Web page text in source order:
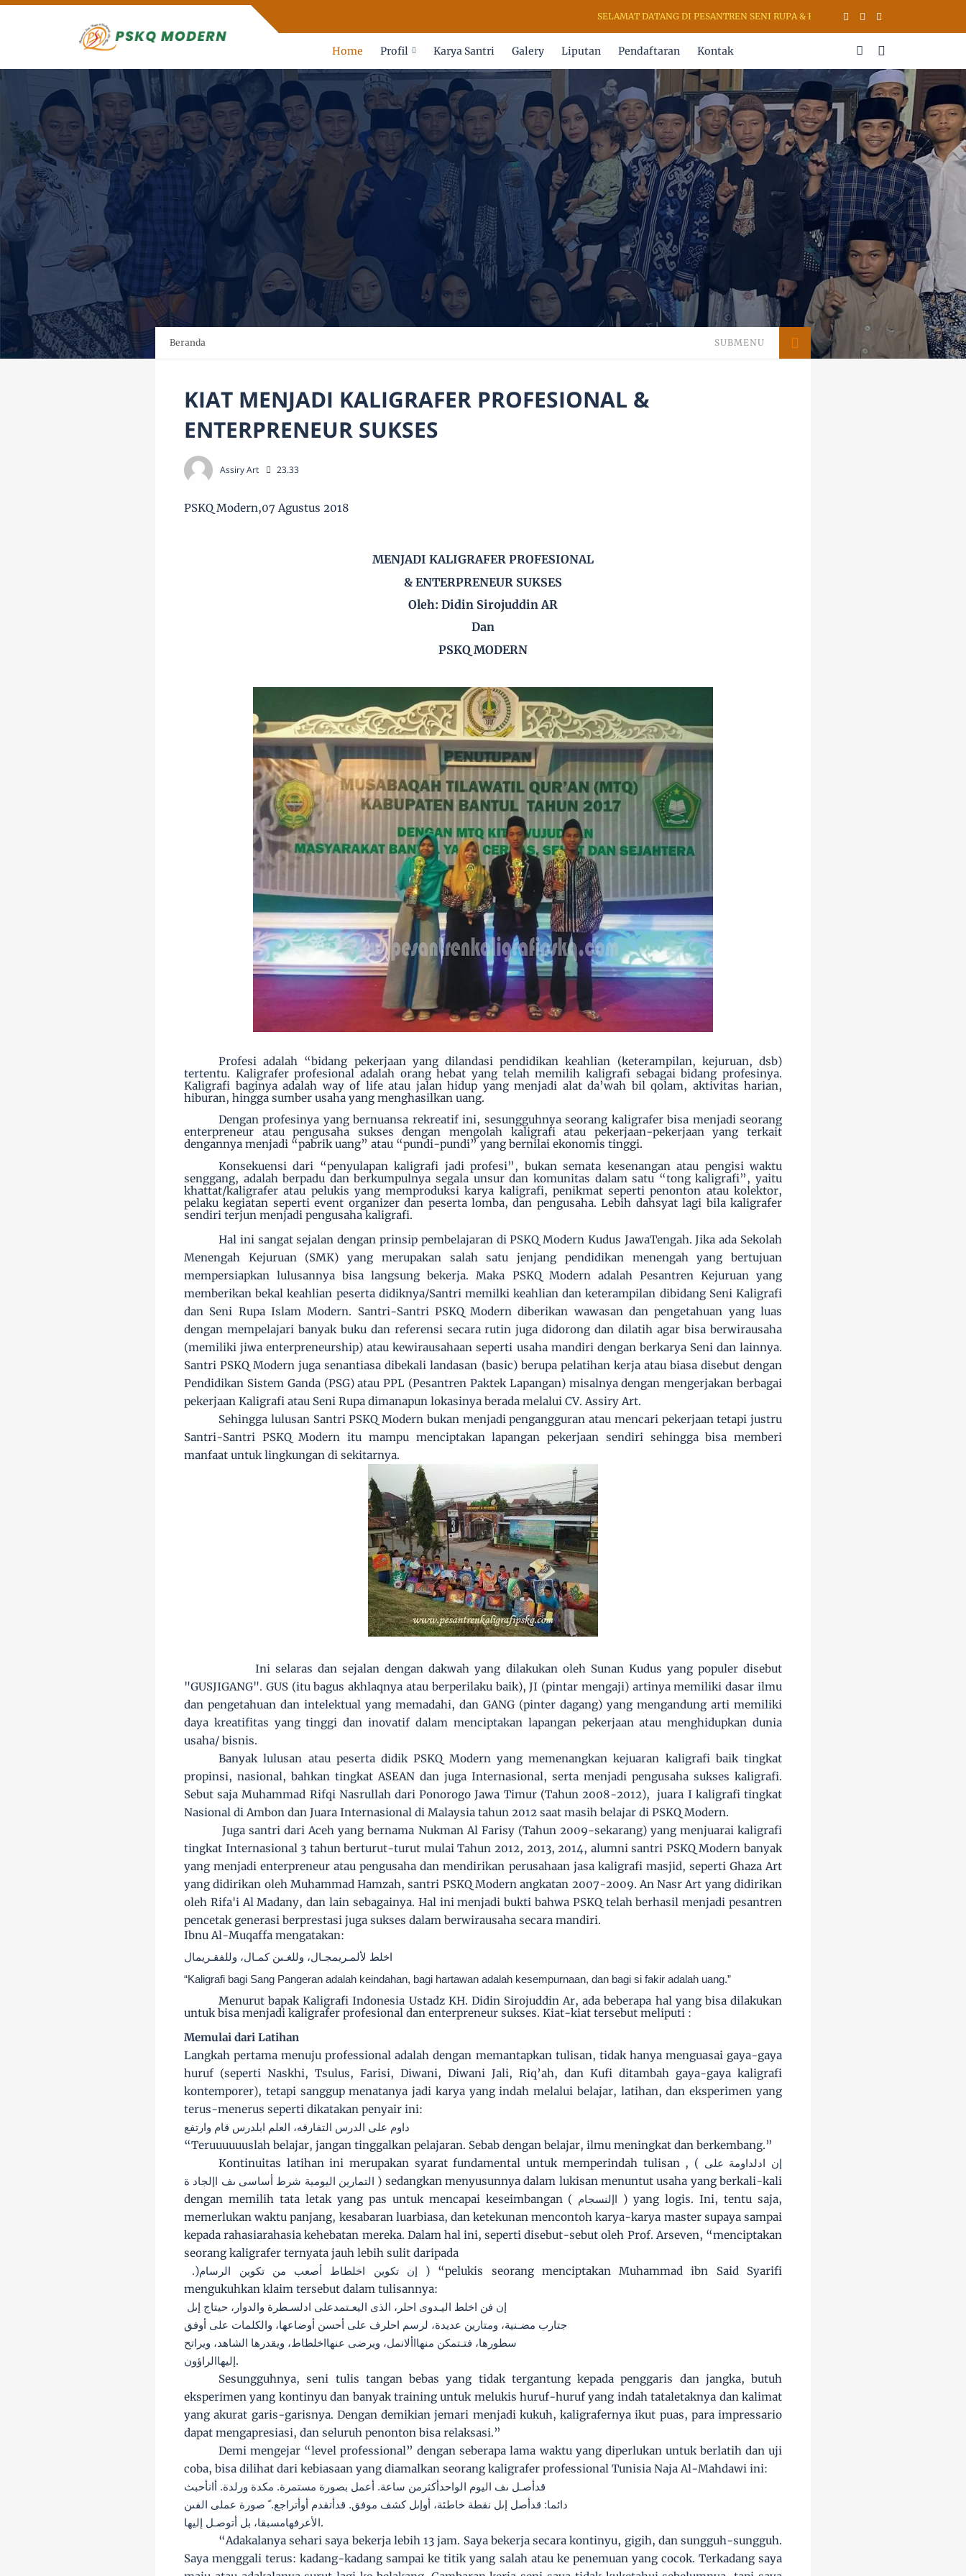
SELAMAT DATANG DI PESANTREN SENI RUPA & KALIGRAFI AL QURAN (PSKQ MODERN)
Home Profil Karya Santri Galery Liputan Pendaftaran Kontak
Beranda SUBMENU
KIAT MENJADI KALIGRAFER PROFESIONAL &
ENTERPRENEUR SUKSES
Assiry Art 23.33
PSKQ Modern,07 Agustus 2018
MENJADI KALIGRAFER PROFESIONAL
& ENTERPRENEUR SUKSES
Oleh: Didin Sirojuddin AR
Dan
PSKQ MODERN
Profesi adalah “bidang pekerjaan yang dilandasi pendidikan keahlian (keterampilan, kejuruan, dsb)
tertentu. Kaligrafer profesional adalah orang hebat yang telah memilih kaligrafi sebagai bidang profesinya.
Kaligrafi baginya adalah way of life atau jalan hidup yang menjadi alat da’wah bil qolam, aktivitas harian,
hiburan, hingga sumber usaha yang menghasilkan uang.
Dengan profesinya yang bernuansa rekreatif ini, sesungguhnya seorang kaligrafer bisa menjadi seorang
enterpreneur atau pengusaha sukses dengan mengolah kaligrafi atau pekerjaan-pekerjaan yang terkait
dengannya menjadi “pabrik uang” atau “pundi-pundi” yang bernilai ekonomis tinggi.
Konsekuensi dari “penyulapan kaligrafi jadi profesi”, bukan semata kesenangan atau pengisi waktu
senggang, adalah berpadu dan berkumpulnya segala unsur dan komunitas dalam satu “tong kaligrafi”, yaitu
khattat/kaligrafer atau pelukis yang memproduksi karya kaligrafi, penikmat seperti penonton atau kolektor,
pelaku kegiatan seperti event organizer dan peserta lomba, dan pengusaha.Lebih dahsyat lagi bila kaligrafer
sendiri terjun menjadi pengusaha kaligrafi.
Hal ini sangat sejalan dengan prinsip pembelajaran di PSKQ Modern Kudus JawaTengah. Jika ada Sekolah
Menengah Kejuruan (SMK) yang merupakan salah satu jenjang pendidikan menengah yang bertujuan
mempersiapkan lulusannya bisa langsung bekerja. Maka PSKQ Modern adalah Pesantren Kejuruan yang
memberikan bekal keahlian peserta didiknya/Santri memilki keahlian dan keterampilan dibidang Seni Kaligrafi
dan Seni Rupa Islam Modern. Santri-Santri PSKQ Modern diberikan wawasan dan pengetahuan yang luas
dengan mempelajari banyak buku dan referensi secara rutin juga didorong dan dilatih agar bisa berwirausaha
(memiliki jiwa enterpreneurship) atau kewirausahaan seperti usaha mandiri dengan berkarya Seni dan lainnya.
Santri PSKQ Modern juga senantiasa dibekali landasan (basic) berupa pelatihan kerja atau biasa disebut dengan
Pendidikan Sistem Ganda (PSG) atau PPL (Pesantren Paktek Lapangan) misalnya dengan mengerjakan berbagai
pekerjaan Kaligrafi atau Seni Rupa dimanapun lokasinya berada melalui CV. Assiry Art.
Sehingga lulusan Santri PSKQ Modern bukan menjadi pengangguran atau mencari pekerjaan tetapi justru
Santri-Santri PSKQ Modern itu mampu menciptakan lapangan pekerjaan sendiri sehingga bisa memberi
manfaat untuk lingkungan di sekitarnya.
Ini selaras dan sejalan dengan dakwah yang dilakukan oleh Sunan Kudus yang populer disebut
"GUSJIGANG". GUS (itu bagus akhlaqnya atau berperilaku baik), JI (pintar mengaji) artinya memiliki dasar ilmu
dan pengetahuan dan intelektual yang memadahi, dan GANG (pinter dagang) yang mengandung arti memiliki
daya kreatifitas yang tinggi dan inovatif dalam menciptakan lapangan pekerjaan atau menghidupkan dunia
usaha/ bisnis.
Banyak lulusan atau peserta didik PSKQ Modern yang memenangkan kejuaran kaligrafi baik tingkat
propinsi, nasional, bahkan tingkat ASEAN dan juga Internasional, serta menjadi pengusaha sukses kaligrafi.
Sebut saja Muhammad Rifqi Nasrullah dari Ponorogo Jawa Timur (Tahun 2008-2012), juara I kaligrafi tingkat
Nasional di Ambon dan Juara Internasional di Malaysia tahun 2012 saat masih belajar di PSKQ Modern.
Juga santri dari Aceh yang bernama Nukman Al Farisy (Tahun 2009-sekarang) yang menjuarai kaligrafi
tingkat Internasional 3 tahun berturut-turut mulai Tahun 2012, 2013, 2014, alumni santri PSKQ Modern banyak
yang menjadi enterpreneur atau pengusaha dan mendirikan perusahaan jasa kaligrafi masjid, seperti Ghaza Art
yang didirikan oleh Muhammad Hamzah, santri PSKQ Modern angkatan 2007-2009. An Nasr Art yang didirikan
oleh Rifa'i Al Madany, dan lain sebagainya. Hal ini menjadi bukti bahwa PSKQ telah berhasil menjadi pesantren
pencetak generasi berprestasi juga sukses dalam berwirausaha secara mandiri.
Ibnu Al-Muqaffa mengatakan:
اخلط لألمـريمجـال، وللغـىن كمـال، وللفقـريمال
“Kaligrafi bagi Sang Pangeran adalah keindahan, bagi hartawan adalah kesempurnaan, dan bagi si fakir adalah uang.”
Menurut bapak Kaligrafi Indonesia Ustadz KH. Didin Sirojuddin Ar, ada beberapa hal yang bisa dilakukan
untuk bisa menjadi kaligrafer profesional dan enterpreneur sukses. Kiat-kiat tersebut meliputi :
Memulai dari Latihan
Langkah pertama menuju professional adalah dengan memantapkan tulisan, tidak hanya menguasai gaya-gaya
huruf (seperti Naskhi, Tsulus, Farisi, Diwani, Diwani Jali, Riq’ah, dan Kufi ditambah gaya-gaya kaligrafi
kontemporer), tetapi sanggup menatanya jadi karya yang indah melalui belajar, latihan, dan eksperimen yang
terus-menerus seperti dikatakan penyair ini:
داوم على الدرس التفارقه، العلم ابلدرس قام وارتفع
“Teruuuuuuslah belajar, jangan tinggalkan pelajaran. Sebab dengan belajar, ilmu meningkat dan berkembang.”
Kontinuitas latihan ini merupakan syarat fundamental untuk memperindah tulisan , ( إن ادلداومة على
التمارين اليومية شرط أساسى ىف اإلجاد ة ) sedangkan menyusunnya dalam lukisan menuntut usaha yang berkali-kali
dengan memilih tata letak yang pas untuk mencapai keseimbangan ( اإلنسجام
) yang logis. Ini, tentu saja,
memerlukan waktu panjang, kesabaran luarbiasa, dan ketekunan mencontoh karya-karya master supaya sampai
kepada rahasiarahasia kehebatan mereka. Dalam hal ini, seperti disebut-sebut oleh Prof. Arseven, “menciptakan
seorang kaligrafer ternyata jauh lebih sulit daripada
.)إن تكوين اخلطاط أصعب من تكوين الرسام
) “pelukis seorang menciptakan Muhammad ibn Said Syarifi
mengukuhkan klaim tersebut dalam tulisannya:
إن فن اخلط اليـدوى احلر، الذى اليعـتمدعلى ادلسـطرة والدوار، حيتاج إىل
جتارب مضـنية، ومتارين عديدة، لرسم احلرف على أحسن أوضاعها، والكلمات على أوفق
سطورها، فتـتمكن منهااألانمل، ويرضى عنهااخلطاط، ويقدرها الشاهد، ويراتح
إليهاالراؤون .
Sesungguhnya, seni tulis tangan bebas yang tidak tergantung kepada penggaris dan jangka, butuh
eksperimen yang kontinyu dan banyak training untuk melukis huruf-huruf yang indah tataletaknya dan kalimat
yang akurat garis-garisnya. Dengan demikian jemari menjadi kukuh, kaligrafernya ikut puas, para impressario
dapat mengapresiasi, dan seluruh penonton bisa relaksasi.”
Demi mengejar “level professional” dengan seberapa lama waktu yang diperlukan untuk berlatih dan uji
coba, bisa dilihat dari kebiasaan yang diamalkan seorang kaligrafer professional Tunisia Naja Al-Mahdawi ini:
قدأصـل ىف اليوم الواحدأكثرمن ساعة. أعمل بصورة مستمرة. مكدة ورلدة. أانأحبث
دائما: قدأصل إىل نقطة خاطئة، أوإىل كشف موفق. قدأتقدم أوأتراجع. ً صورة عملى الفىن
الأعرفهامسبقا، بل أتوصـل إليها .
“Adakalanya sehari saya bekerja lebih 13 jam. Saya bekerja secara kontinyu, gigih, dan sungguh-sungguh.
Saya menggali terus: kadang-kadang sampai ke titik yang salah atau ke penemuan yang cocok. Terkadang saya